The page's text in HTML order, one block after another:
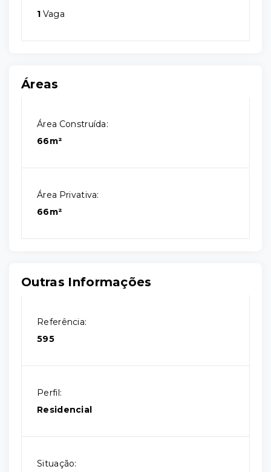
1 Vaga
Áreas
Área Construída:
66m²
Área Privativa:
66m²
Outras Informações
Referência:
595
Perfil:
Residencial
Situação: